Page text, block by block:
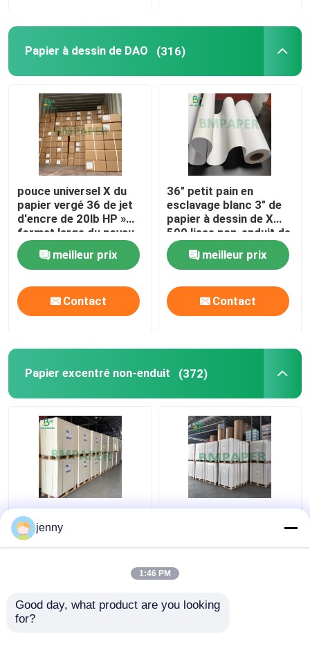
Papier à dessin de DAO (316)
pouce universel X du
papier vergé 36 de jet
d'encre de 20lb HP »
format large du noyau
150 pi2
meilleur prix
Contact
36" petit pain en
esclavage blanc 3" de
papier à dessin de X
500 lisse non-enduit de
noyau
meilleur prix
Contact
Papier excentré non-enduit (372)
Conseil de Blanc mat
Papier non couché
sans bois pour des
d'absorbant de 0.4mm,
de buvard
jenny
1:46 PM
Good day, what product are you looking
for?